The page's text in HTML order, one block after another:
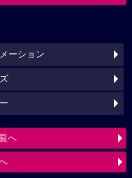
ーション
へ